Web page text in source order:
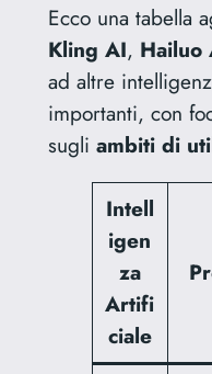
Ecco una tabella
Kling AI, Hailuo
ad altre
importanti, con
sugli ambiti di
Intell
igen
za
Artifi
ciale